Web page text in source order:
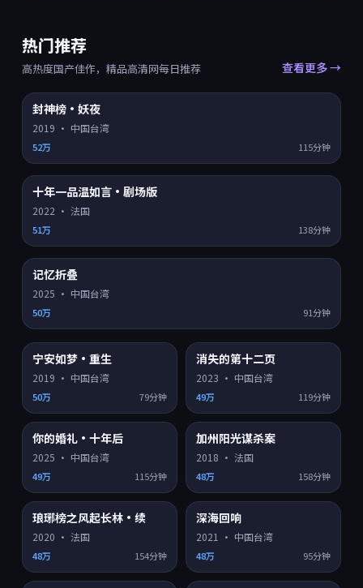
热门推荐
高热度国产佳作，精品高清网每日推荐 查看更多 →
8.0
封神榜·妖夜
2019 · 中国台湾
52万 115分钟
8.2
十年一品温如言·剧场版
2022 · 法国
51万 138分钟
8.9
记忆折叠
2025 · 中国台湾
50万 91分钟
8.3
宁安如梦·重生
2019 · 中国台湾
50万 79分钟
7.2
消失的第十二页
2023 · 中国台湾
49万 119分钟
8.8
你的婚礼·十年后
2025 · 中国台湾
49万 115分钟
7.4
加州阳光谋杀案
2018 · 法国
48万 158分钟
6.8
琅琊榜之风起长林·续
2020 · 法国
48万 154分钟
8.1
深海回响
2021 · 中国台湾
48万 95分钟